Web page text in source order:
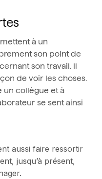
à un
son point de
son travail. Il
de voir les choses.
un collègue et à
se sent ainsi
aussi faire ressortir
jusqu’à présent,